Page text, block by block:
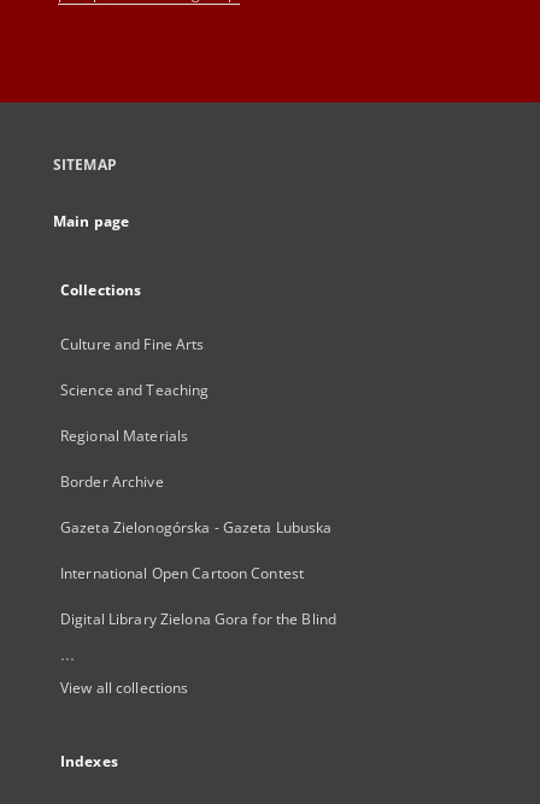
SITEMAP
Main page
Collections
Culture and Fine Arts
Science and Teaching
Regional Materials
Border Archive
Gazeta Zielonogórska - Gazeta Lubuska
International Open Cartoon Contest
Digital Library Zielona Gora for the Blind
...
View all collections
Indexes